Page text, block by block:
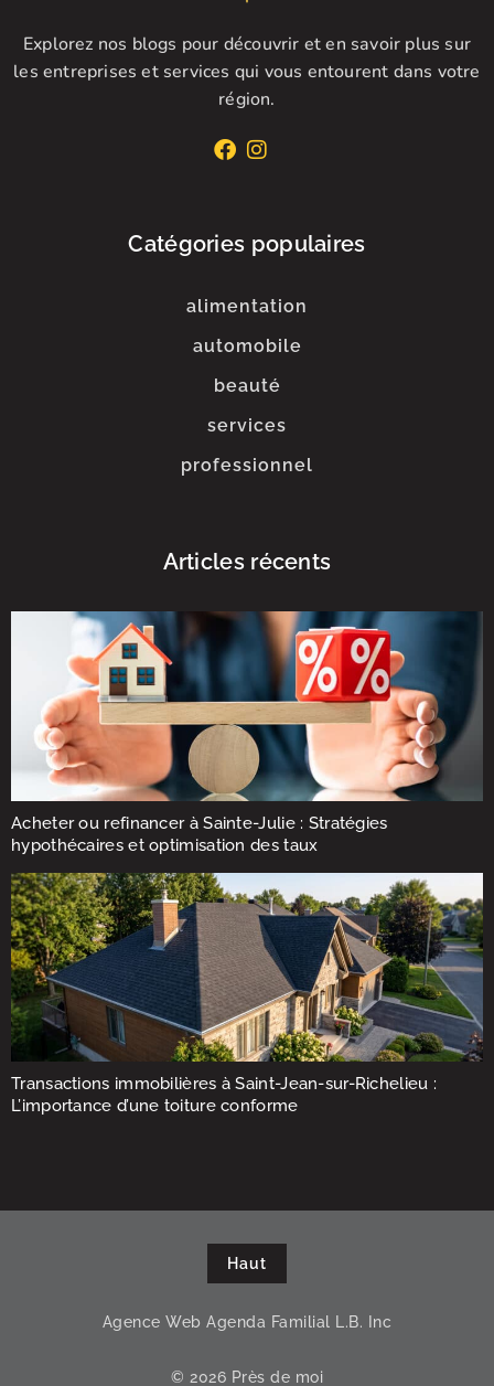
Explorez nos blogs pour découvrir et en savoir plus sur
les entreprises et services qui vous entourent dans votre
région.
Catégories populaires
alimentation
automobile
beauté
services
professionnel
Articles récents
Acheter ou refinancer à Sainte-Julie : Stratégies
hypothécaires et optimisation des taux
Transactions immobilières à Saint-Jean-sur-Richelieu :
L’importance d’une toiture conforme
© 2026 Près de moi
Agence Web Agenda Familial L.B. Inc
Haut